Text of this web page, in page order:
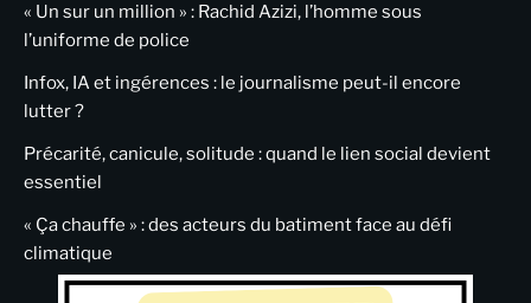
« Un sur un million » : Rachid Azizi, l’homme sous
l’uniforme de police
Infox, IA et ingérences : le journalisme peut-il encore
lutter ?
Précarité, canicule, solitude : quand le lien social devient
essentiel
« Ça chauffe » : des acteurs du batiment face au défi
climatique